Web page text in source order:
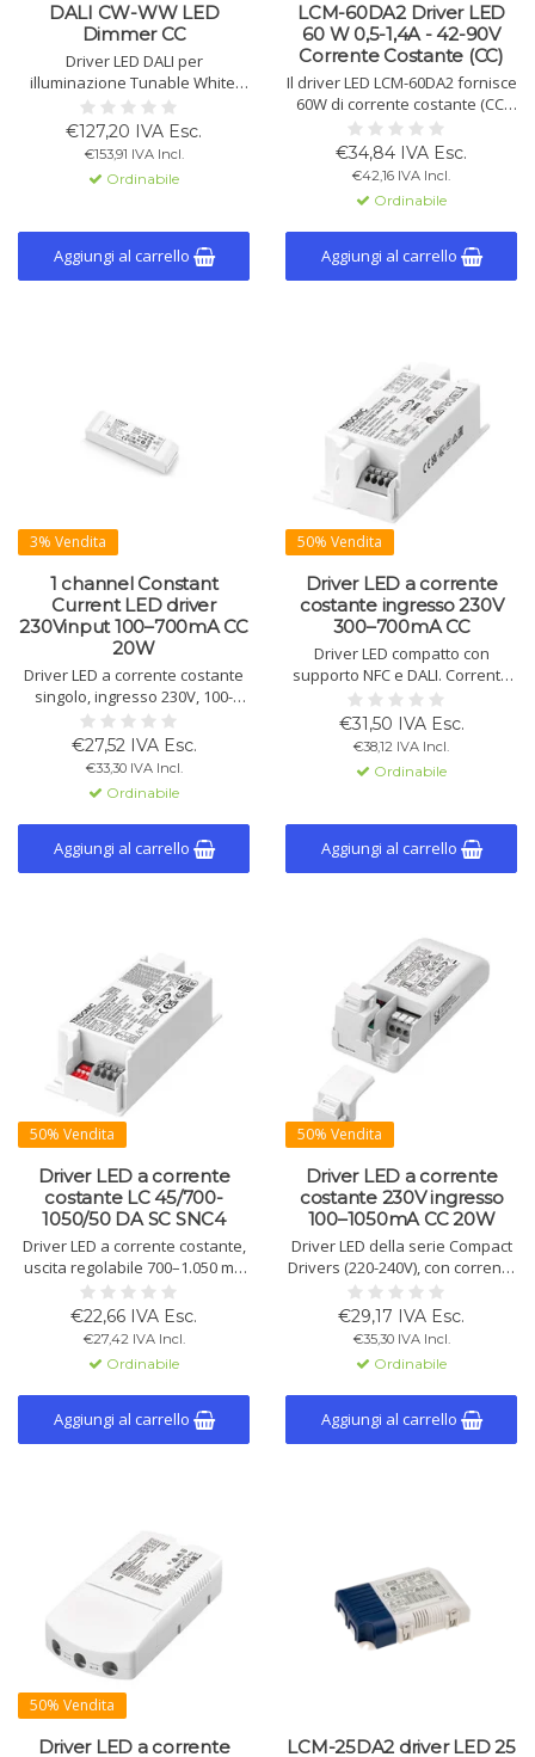
DALI CW-WW LED
Dimmer CC
Driver LED DALI per
illuminazione Tunable White,
con 2 uscite, supporta DT8,
Balance&Dim, Dim2Warm,
SwitchDim2. Tensione
d'ingresso: 12-48V DC, corrente
di uscita massima per canale:
€127,20 IVA Esc.
€153,91 IVA Incl.
Ordinabile
Aggiungi al carrello
LCM-60DA2 Driver LED
60 W 0,5-1,4A - 42-90V
Corrente Costante (CC)
Il driver LED LCM-60DA2 fornisce
60W di corrente costante (CC)
con DALI 2.0 e dimming a
pulsante. Offre uscite modulari
da 0,5A a 1,4A e un extra 12Vdc
a 50mA.
€34,84 IVA Esc.
€42,16 IVA Incl.
Ordinabile
Aggiungi al carrello
3% Vendita
1 channel Constant
Current LED driver
230Vinput 100–700mA CC
20W
Driver LED a corrente costante
singolo, ingresso 230V, 100-
700mA CC, 20W. NFC regolabile,
DALI-2, PC ignifugo V0, dimming
senza sfarfallio, sicurezza
SELV. Adatto per apparecchi
interni.
€27,52 IVA Esc.
€33,30 IVA Incl.
Ordinabile
Aggiungi al carrello
50% Vendita
Driver LED a corrente
costante ingresso 230V
300–700mA CC
Driver LED compatto con
supporto NFC e DALI. Corrente
regolabile (300-700 mA), 28 W, 86
% di efficienza. Adatto per
illuminazione di emergenza e
vari sistemi di illuminazione.
€31,50 IVA Esc.
€38,12 IVA Incl.
Ordinabile
Aggiungi al carrello
50% Vendita
Driver LED a corrente
costante LC 45/700-
1050/50 DA SC SNC4
Driver LED a corrente costante,
uscita regolabile 700–1.050 mA
(preset 700 mA) via DALI/DIP,
max 45W, alta efficienza, per
emergenza, downlight e spot.
€22,66 IVA Esc.
€27,42 IVA Incl.
Ordinabile
Aggiungi al carrello
50% Vendita
Driver LED a corrente
costante 230V ingresso
100–1050mA CC 20W
Driver LED della serie Compact
Drivers (220-240V), con corrente
costante regolabile tramite
DALI-2 o NFC. 100-1050mA, max.
20W, IP20, certificato DALI-2, alta
efficienza e protezione
sovratensione.
€29,17 IVA Esc.
€35,30 IVA Incl.
Ordinabile
Aggiungi al carrello
50% Vendita
Driver LED a corrente LCM-25DA2 driver LED 25